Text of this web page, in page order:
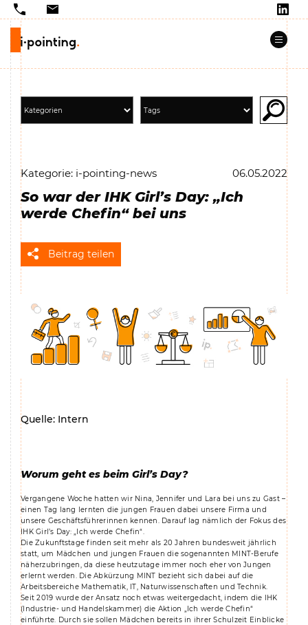
Kategorie: i-pointing-news 06.05.2022
So war der IHK Girl’s Day: „Ich
werde Chefin“ bei uns
Beitrag teilen
Quelle: Intern
Worum geht es beim Girl’s Day?
Vergangene Woche hatten wir Nina, Jennifer und Lara bei uns zu Gast –
einen Tag lang lernten die jungen Frauen dabei unsere Firma und
unsere Geschäftsführerinnen kennen. Darauf lag nämlich der Fokus des
IHK Girl’s Day: „Ich werde Chefin“.
Die Zukunftstage finden seit mehr als 20 Jahren bundesweit jährlich
statt, um Mädchen und jungen Frauen die sogenannten MINT-Berufe
näherzubringen, da diese heutzutage immer noch eher von Jungen
erlernt werden. Die Abkürzung MINT bezieht sich dabei auf die
Arbeitsbereiche Mathematik, IT, Naturwissenschaften und Technik.
Seit 2019 wurde der Ansatz noch etwas weitergedacht, indem die IHK
(Industrie- und Handelskammer) die Aktion „Ich werde Chefin“
einführte. Durch sie sollen Mädchen bereits in ihrer Schulzeit Einblicke